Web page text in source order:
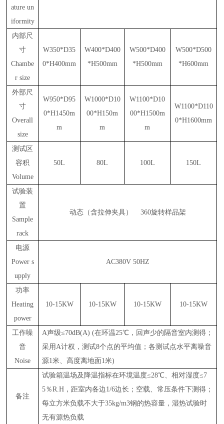
ature un
iformity
内部尺
寸
Chambe
r size
W350*D35
0*H400mm
W400*D400
*H500mm
W500*D400
*H500mm
W500*D500
*H600mm
外部尺
寸
Overall
size
W950*D95
0*H1450m
m
W1000*D10
00*H150m
m
W1100*D10
00*H1500m
m
W1100*D110
0*H1600mm
测试区
容积
Volume
50L 80L 100L 150L
试验装
置
Sample
rack
动态（含拉伸夹具） 360旋转样品架
电源
Power s
upply
AC380V 50HZ
功率
Heating
power
10-15KW 10-15KW 10-15KW 10-15KW
工作噪
音
Noise
A声级≤70dB(A) (在环温25℃，回声少的隔音室内测得；
采用A计权，测试8个点的平均值；各测试点水平离噪音
源1米、高度离地面1米)
备注
试验箱温场及降温指标在环境温度≤28℃、相对湿度≤7
5％R.H，距室内各边1/6边长；空载、常压条件下测得；
每立方米负载不大于35kg/m3钢的热容量，湿热试验时
无有源热负载